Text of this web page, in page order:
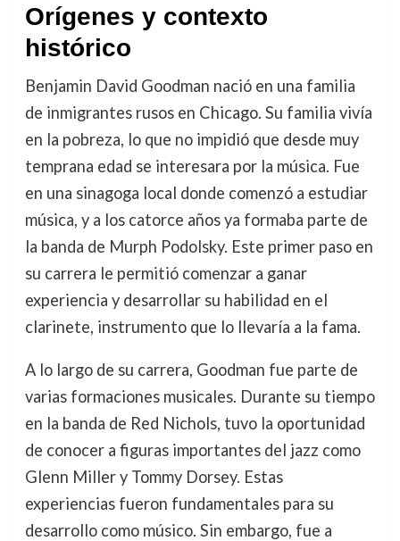
Orígenes y contexto
histórico
Benjamin David Goodman nació en una familia
de inmigrantes rusos en Chicago. Su familia vivía
en la pobreza, lo que no impidió que desde muy
temprana edad se interesara por la música. Fue
en una sinagoga local donde comenzó a estudiar
música, y a los catorce años ya formaba parte de
la banda de Murph Podolsky. Este primer paso en
su carrera le permitió comenzar a ganar
experiencia y desarrollar su habilidad en el
clarinete, instrumento que lo llevaría a la fama.
A lo largo de su carrera, Goodman fue parte de
varias formaciones musicales. Durante su tiempo
en la banda de Red Nichols, tuvo la oportunidad
de conocer a figuras importantes del jazz como
Glenn Miller y Tommy Dorsey. Estas
experiencias fueron fundamentales para su
desarrollo como músico. Sin embargo, fue a